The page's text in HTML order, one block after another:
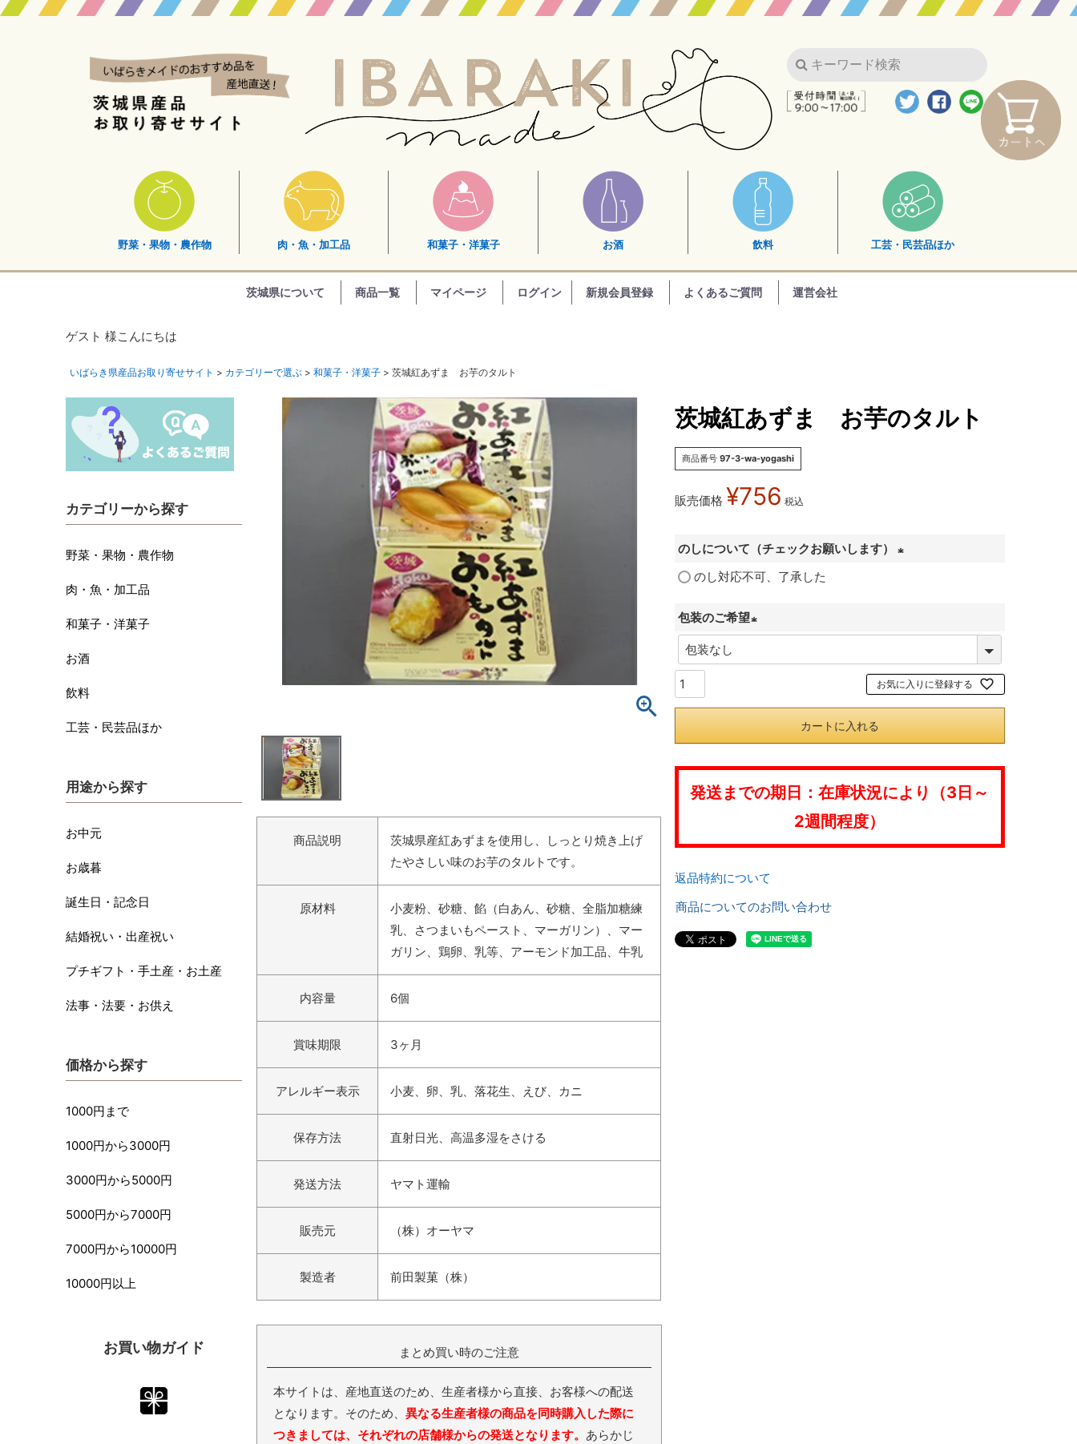
野菜・果物・農作物 肉・魚・加工品 和菓子・洋菓子 お酒 飲料 工芸・民芸品ほか
茨城県について 商品一覧 マイページ ログイン 新規会員登録 よくあるご質問 運営会社
ゲスト 様こんにちは
いばらき県産品お取り寄せサイト カテゴリーで選ぶ 和菓子・洋菓子 茨城紅あずま お芋のタルト
カテゴリーから探す
野菜・果物・農作物
肉・魚・加工品
和菓子・洋菓子
お酒
飲料
工芸・民芸品ほか
用途から探す
お中元
お歳暮
誕生日・記念日
結婚祝い・出産祝い
プチギフト・手土産・お土産
法事・法要・お供え
価格から探す
1000円まで
1000円から3000円
3000円から5000円
5000円から7000円
7000円から10000円
10000円以上
お買い物ガイド
商品説明
茨城県産紅あずまを使用し、しっとり焼き上げ
たやさしい味のお芋のタルトです。
原材料
小麦粉、砂糖、餡（白あん、砂糖、全脂加糖練
乳、さつまいもペースト、マーガリン）、マー
ガリン、鶏卵、乳等、アーモンド加工品、牛乳
内容量 6個
賞味期限 3ヶ月
アレルギー表示 小麦、卵、乳、落花生、えび、カニ
保存方法 直射日光、高温多湿をさける
発送方法 ヤマト運輸
販売元 （株）オーヤマ
製造者 前田製菓（株）
まとめ買い時のご注意
本サイトは、産地直送のため、生産者様から直接、お客様への配送
となります。そのため、 異なる生産者様の商品を同時購入した際に
つきましては、それぞれの店舗様からの発送となります。 あらかじ
茨城紅あずま お芋のタルト
商品番号 97-3-wa-yogashi
販売価格 ¥756 税込
のしについて（チェックお願いします）
のし対応不可、了承した
包装のご希望
必
)
お気に入りに登録する
カートに入れる
発送までの期日：在庫状況により（3日～
2週間程度）
返品特約について
商品についてのお問い合わせ